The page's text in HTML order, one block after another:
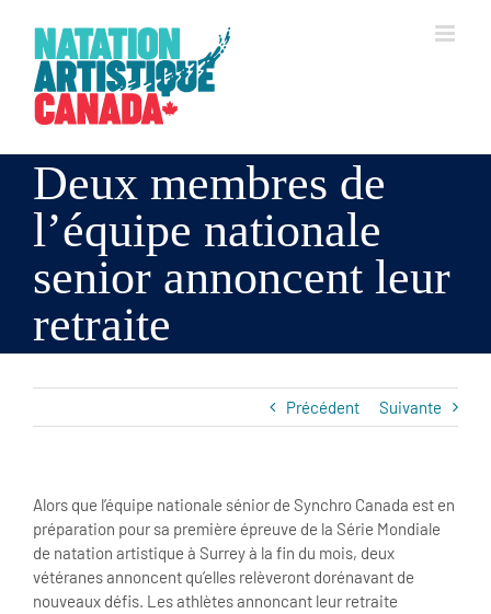
content
Deux membres de
l’équipe nationale
senior annoncent leur
retraite
Précédent Suivante
Alors que l’équipe nationale sénior de Synchro Canada est en
préparation pour sa première épreuve de la Série Mondiale
de natation artistique à Surrey à la fin du mois, deux
vétéranes annoncent qu’elles relèveront dorénavant de
nouveaux défis. Les athlètes annoncant leur retraite